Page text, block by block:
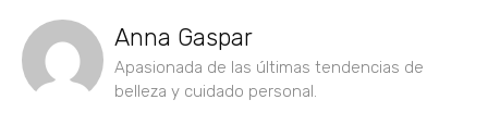
Anna Gaspar
Apasionada de las últimas tendencias de
belleza y cuidado personal.